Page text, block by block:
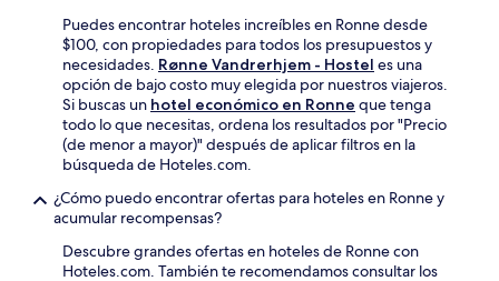
Puedes encontrar hoteles increíbles en Ronne desde
$100, con propiedades para todos los presupuestos y
necesidades. Rønne Vandrerhjem - Hostel es una
opción de bajo costo muy elegida por nuestros viajeros.
Si buscas un hotel económico en Ronne que tenga
todo lo que necesitas, ordena los resultados por "Precio
(de menor a mayor)" después de aplicar filtros en la
búsqueda de Hoteles.com.
¿Cómo puedo encontrar ofertas para hoteles en Ronne y
acumular recompensas?
Descubre grandes ofertas en hoteles de Ronne con
Hoteles.com. También te recomendamos consultar los